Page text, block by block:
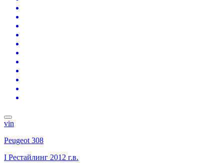
vin
Peugeot 308
I Рестайлинг 2012 г.в.